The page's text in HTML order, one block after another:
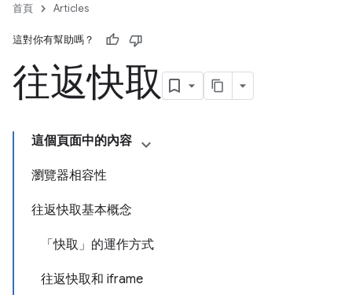
首頁 Articles
這對你有幫助嗎？
往返快取
這個頁面中的內容
瀏覽器相容性
往返快取基本概念
「快取」的運作方式
往返快取和 iframe